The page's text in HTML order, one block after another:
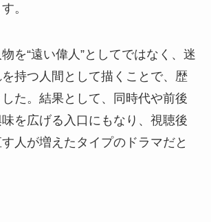
。
を“遠い偉人”としてではなく、迷
持つ人間として描くことで、歴
た。結果として、同時代や前後
を広げる入口にもなり、視聴後
人が増えたタイプのドラマだと